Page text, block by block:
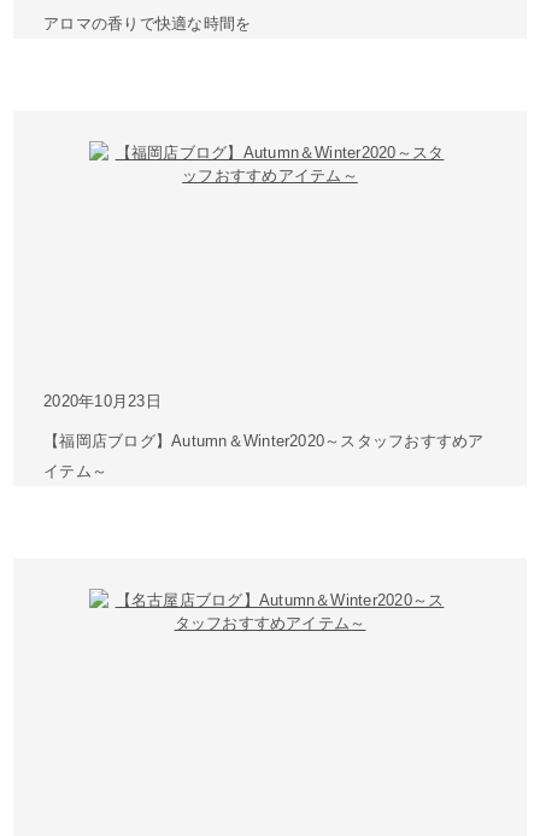
アロマの香りで快適な時間を
2020年10月23日
【福岡店ブログ】Autumn＆Winter2020～スタッフおすすめア
イテム～